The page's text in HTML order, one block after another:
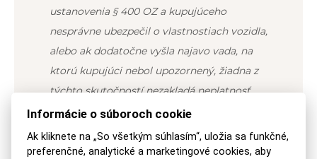
ustanovenia § 400 OZ a kupujúceho
nesprávne ubezpečil o vlastnostiach vozidla,
alebo ak dodatočne vyšla najavo vada, na
ktorú kupujúci nebol upozornený, žiadna z
týchto skutočností nezakladá neplatnosť
kúpnej zmluvy, ale ide o zodpovednosť
predávajúceho v zmysle § 401 ods. 1 a 2 OZ.“ Z
IV (s. 601)
Informácie o súboroch cookie
Ak kliknete na „So všetkým súhlasím“, uložia sa funkčné,
preferenčné, analytické a marketingové cookies, aby